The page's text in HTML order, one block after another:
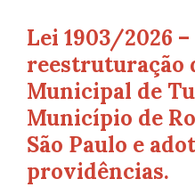
Lei 1903/2026
reestruturação
Municipal de
Município de
São Paulo e
providências.